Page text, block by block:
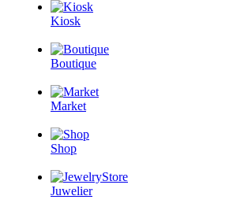
Kiosk
Boutique
Market
Shop
Juwelier